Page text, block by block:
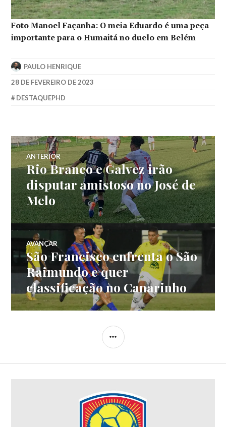
Foto Manoel Façanha: O meia Eduardo é uma peça
importante para o Humaitá no duelo em Belém
PAULO HENRIQUE
28 DE FEVEREIRO DE 2023
DESTAQUEPHD
ANTERIOR
Rio Branco e Galvez irão
disputar amistoso no José de
Melo
AVANÇAR
São Francisco enfrenta o São
Raimundo e quer
classificação no Canarinho